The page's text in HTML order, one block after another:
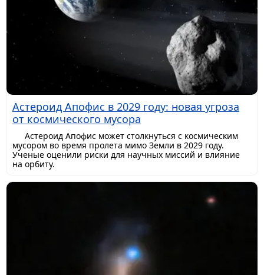
Астероид Апофис в 2029 году: новая угроза
от космического мусора
Астероид Апофис может столкнуться с космическим
мусором во время пролета мимо Земли в 2029 году.
Ученые оценили риски для научных миссий и влияние
на орбиту.